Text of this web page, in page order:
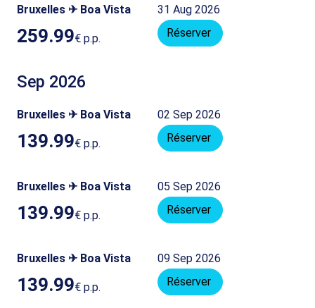
Bruxelles ✈ Boa Vista 31 Aug 2026
259.99€ p.p. Réserver
Sep 2026
Bruxelles ✈ Boa Vista 02 Sep 2026
139.99€ p.p. Réserver
Bruxelles ✈ Boa Vista 05 Sep 2026
139.99€ p.p. Réserver
Bruxelles ✈ Boa Vista 09 Sep 2026
139.99€ p.p. Réserver